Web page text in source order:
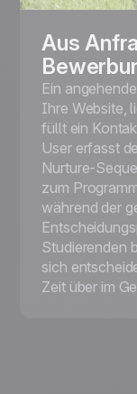
Aus
Ein
Ihre Website,
füllt ein
User erfasst
Nurture-
zum
während der
Studierenden
sich
Zeit über im